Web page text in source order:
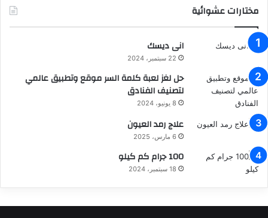
مختارات عشوائية
انى ديسك
22 سبتمبر، 2024
حل لغز لعبة كلمة السر موقع وتطبيق عالمي
لتصنيف الفنادق
8 يونيو، 2024
علاج رمد العيون
6 مارس، 2025
100 جرام كم كيلو
18 سبتمبر، 2024